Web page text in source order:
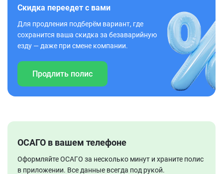
Скидка переедет с вами
Для продления подберём вариант, где
сохранится ваша скидка за безаварийную
езду — даже при смене компании.
Продлить полис
ОСАГО в вашем телефоне
Оформляйте ОСАГО за несколько минут и храните полис
в приложении. Все данные всегда под рукой.